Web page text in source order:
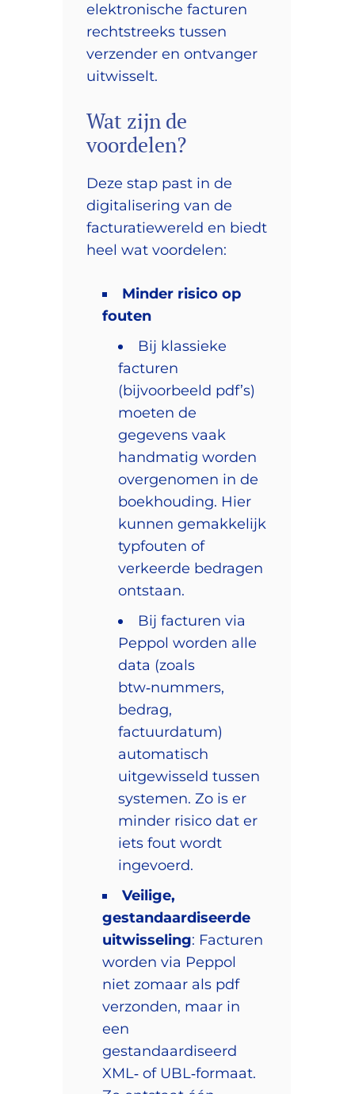
elektronische facturen
rechtstreeks tussen
verzender en ontvanger
uitwisselt.
Wat zijn de
voordelen?
Deze stap past in de
digitalisering van de
facturatiewereld en biedt
heel wat voordelen:
Minder risico op
fouten
Bij klassieke
facturen
(bijvoorbeeld pdf’s)
moeten de
gegevens vaak
handmatig worden
overgenomen in de
boekhouding. Hier
kunnen gemakkelijk
typfouten of
verkeerde bedragen
ontstaan.
Bij facturen via
Peppol worden alle
data (zoals
btw‑nummers,
bedrag,
factuurdatum)
automatisch
uitgewisseld tussen
systemen. Zo is er
minder risico dat er
iets fout wordt
ingevoerd.
Veilige,
gestandaardiseerde
uitwisseling: Facturen
worden via Peppol
niet zomaar als pdf
verzonden, maar in
een
gestandaardiseerd
XML‑ of UBL‑formaat.